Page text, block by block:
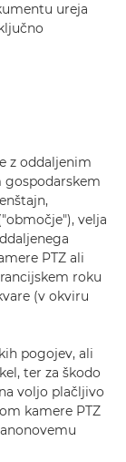
ureja
z oddaljenim
gospodarskem
velja
PTZ ali
roku
(v okviru
pogojev, ali
ter za škodo
voljo plačljivo
kamere PTZ